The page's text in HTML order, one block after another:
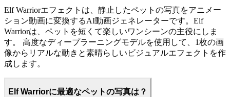
Elf Warriorエフェクトは、静止したペットの写真をアニメー
ション動画に変換するAI動画ジェネレーターです。Elf
Warriorは、ペットを短くて楽しいワンシーンの主役にしま
す。 高度なディープラーニングモデルを使用して、1枚の画
像からリアルな動きと素晴らしいビジュアルエフェクトを作
成します。
Elf Warriorに最適なペットの写真は？